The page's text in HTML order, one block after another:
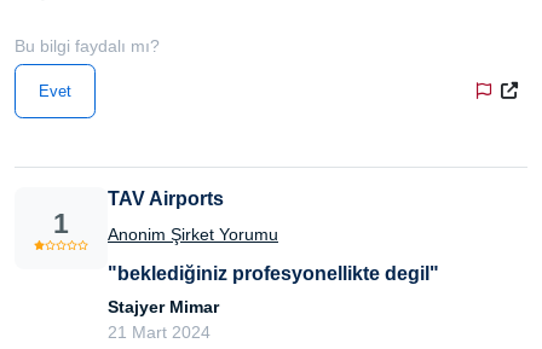
Bu bilgi faydalı mı?
Evet
1
TAV Airports
Anonim Şirket Yorumu
"beklediğiniz profesyonellikte degil"
Stajyer Mimar
21 Mart 2024